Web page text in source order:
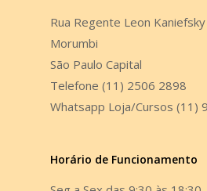
Rua Regente Leon
Morumbi
São Paulo Capital
Telefone (11) 2506 2898
Whatsapp Loja/Cursos (11)
Horário de Funcionamento